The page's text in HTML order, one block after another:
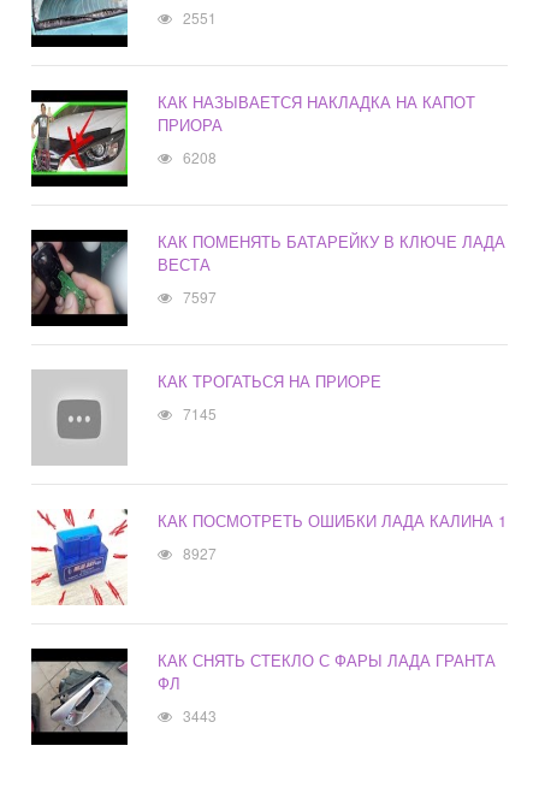
2551
КАК НАЗЫВАЕТСЯ НАКЛАДКА НА КАПОТ
ПРИОРА
6208
КАК ПОМЕНЯТЬ БАТАРЕЙКУ В КЛЮЧЕ ЛАДА
ВЕСТА
7597
КАК ТРОГАТЬСЯ НА ПРИОРЕ
7145
КАК ПОСМОТРЕТЬ ОШИБКИ ЛАДА КАЛИНА 1
8927
КАК СНЯТЬ СТЕКЛО С ФАРЫ ЛАДА ГРАНТА
ФЛ
3443